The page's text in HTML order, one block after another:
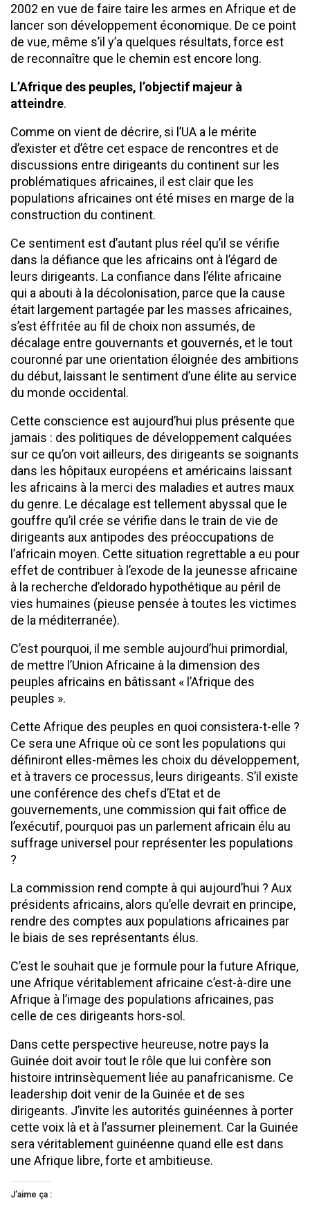
2002 en vue de faire taire les armes en Afrique et de
lancer son développement économique. De ce point
de vue, même s’il y’a quelques résultats, force est
de reconnaître que le chemin est encore long.
L’Afrique des peuples, l’objectif majeur à
atteindre.
Comme on vient de décrire, si l’UA a le mérite
d’exister et d’être cet espace de rencontres et de
discussions entre dirigeants du continent sur les
problématiques africaines, il est clair que les
populations africaines ont été mises en marge de la
construction du continent.
Ce sentiment est d’autant plus réel qu’il se vérifie
dans la défiance que les africains ont à l’égard de
leurs dirigeants. La confiance dans l’élite africaine
qui a abouti à la décolonisation, parce que la cause
était largement partagée par les masses africaines,
s’est éffritée au fil de choix non assumés, de
décalage entre gouvernants et gouvernés, et le tout
couronné par une orientation éloignée des ambitions
du début, laissant le sentiment d’une élite au service
du monde occidental.
Cette conscience est aujourd’hui plus présente que
jamais : des politiques de développement calquées
sur ce qu’on voit ailleurs, des dirigeants se soignants
dans les hôpitaux européens et américains laissant
les africains à la merci des maladies et autres maux
du genre. Le décalage est tellement abyssal que le
gouffre qu’il crée se vérifie dans le train de vie de
dirigeants aux antipodes des préoccupations de
l’africain moyen. Cette situation regrettable a eu pour
effet de contribuer à l’exode de la jeunesse africaine
à la recherche d’eldorado hypothétique au péril de
vies humaines (pieuse pensée à toutes les victimes
de la méditerranée).
C’est pourquoi, il me semble aujourd’hui primordial,
de mettre l’Union Africaine à la dimension des
peuples africains en bâtissant « l’Afrique des
peuples ».
Cette Afrique des peuples en quoi consistera-t-elle ?
Ce sera une Afrique où ce sont les populations qui
définiront elles-mêmes les choix du développement,
et à travers ce processus, leurs dirigeants. S’il existe
une conférence des chefs d’Etat et de
gouvernements, une commission qui fait office de
l’exécutif, pourquoi pas un parlement africain élu au
suffrage universel pour représenter les populations
?
La commission rend compte à qui aujourd’hui ? Aux
présidents africains, alors qu’elle devrait en principe,
rendre des comptes aux populations africaines par
le biais de ses représentants élus.
C’est le souhait que je formule pour la future Afrique,
une Afrique véritablement africaine c’est-à-dire une
Afrique à l’image des populations africaines, pas
celle de ces dirigeants hors-sol.
Dans cette perspective heureuse, notre pays la
Guinée doit avoir tout le rôle que lui confère son
histoire intrinsèquement liée au panafricanisme. Ce
leadership doit venir de la Guinée et de ses
dirigeants. J’invite les autorités guinéennes à porter
cette voix là et à l’assumer pleinement. Car la Guinée
sera véritablement guinéenne quand elle est dans
une Afrique libre, forte et ambitieuse.
J’aime ça :